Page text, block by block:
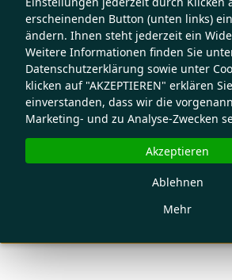
erscheinenden Button (unten links)
ändern. Ihnen steht jederzeit ein
Weitere Informationen finden Sie
Datenschutzerklärung sowie unter
klicken auf "AKZEPTIEREN" erklären
einverstanden, dass wir die
Marketing- und zu Analyse-Zwecken
Mehr
Ablehnen
Akzeptieren